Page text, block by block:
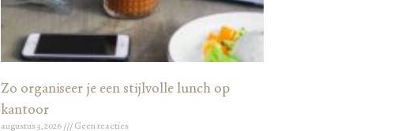
Zo organiseer je een stijlvolle lunch op
kantoor
augustus 3, 2026 Geen reacties